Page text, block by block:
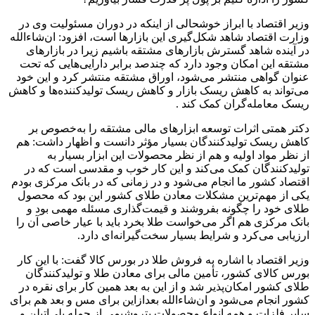
وزیر اقتصاد با ابراز خوشحالی از اینکه در دوران مسئولیت وی در
وزارت اقتصاد شاهد شکل‌گیری این بازارها است، افزود: ان‌شاءالله
در آینده شاهد گسترش بازارهای مشتقه باشیم زیرا در بازارهای
مشتقه این امکان وجود دارد که چندصد برابر دارایی‌هایی که تحت
عنوان گواهی منتشر می‌شود، اوراق مشتقه منتشر کرد و این خود
می‌تواند به کاهش ریسک بازار و کاهش ریسک تولیدکننده‌ها و کاهش
ریسک معامله‌گران کمک کند .
دکتر همتی اثرات توسعه ابزارهای مالی مشتقه را به‌خصوص بر
کاهش ریسک تولیدکنندگان بسیار مؤثر دانست و اظهار داشت: هم
از نظر مواد اولیه و هم از نظر محصولات این ابزار بسیار به
تولیدکنندگان کمک می‌کند و این کار خوب و مقدسی است که در
اقتصاد کشور ما انجام می‌شود و در زمانی که در بانک مرکزی بودم
یکی از مهم‌ترین مشکلات معادن طلای کشور این بود که محصول
طلای خود را چگونه بفروشند و قیمت‌گذاری مسئله مهمی بود و
بانک مرکزی هم اگر می‌خواست طلا بخرد باید با عیار خاصی آن را
ارزیابی می‌کرد و شرایط بسیار سخت‌گیرانه‌ای دارد.
وزیر اقتصاد با اشاره به فروش طلا در بورس کالا گفت: با این کار
بورس کالای کشور، تأمین مالی برای معادن طلا و تولیدکنندگان
طلای کشور امکان‌پذیر شد و از این به بعد همین کار برای نقره در
کشور انجام می‌شود و ان‌شاءالله بعدازاین برای مس و بعد هم برای